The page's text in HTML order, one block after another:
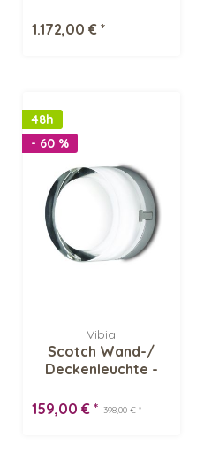
1.172,00 € *
48h
- 60 %
Vibia
Scotch Wand-/
Deckenleuchte -
398,00 € *
159,00 € *